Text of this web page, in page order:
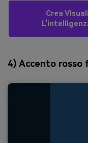
Crea
4) Accento rosso